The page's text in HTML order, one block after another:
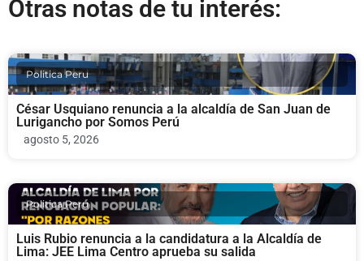
Otras notas de tu interés:
Politica Peru
César Usquiano renuncia a la alcaldía de San Juan de
Lurigancho por Somos Perú
agosto 5, 2026
Politica Peru
Luis Rubio renuncia a la candidatura a la Alcaldía de
Lima: JEE Lima Centro aprueba su salida